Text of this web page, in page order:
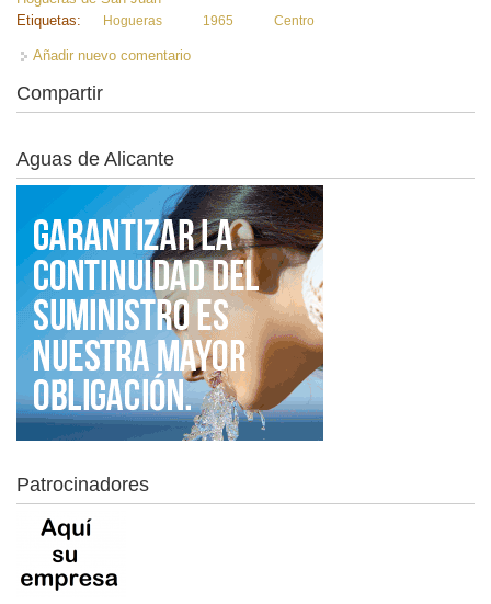
Etiquetas:
Hogueras 1965 Centro
Añadir nuevo comentario
Compartir
Aguas de Alicante
Patrocinadores